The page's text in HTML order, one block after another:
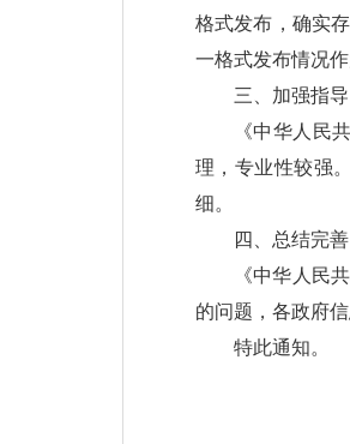
格式发布，确实
一格式发布情况
三、加强指导
《中华人民
理，专业性较强
细。
四、总结完善
《中华人民
的问题，各政府
特此通知。